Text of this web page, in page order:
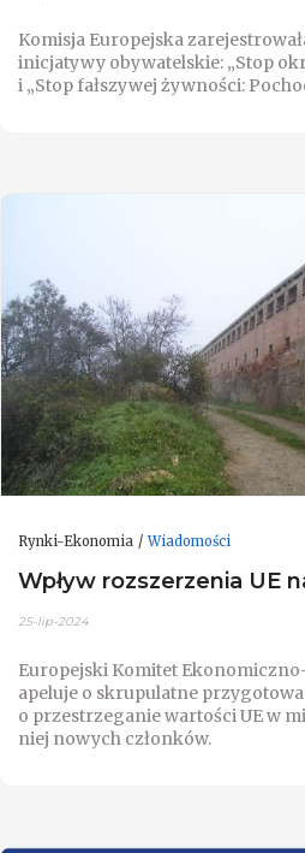
Komisja Europejska
inicjatywy obywatelskie: „Stop
i „Stop fałszywej żywności:
Rynki-Ekonomia Wiadomości
Wpływ rozszerzenia UE
25-lip-2024
Europejski Komitet
apeluje o skrupulatne
o przestrzeganie wartości UE w
niej nowych członków.